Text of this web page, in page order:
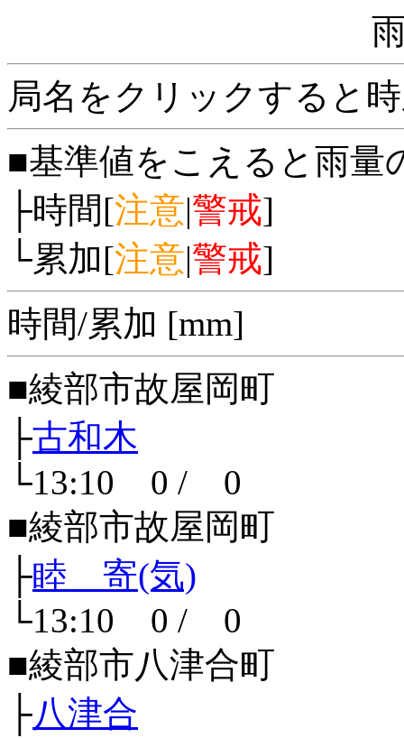
局名をクリックすると
■基準値をこえると雨量
├時間[注意|警戒]
└累加[注意|警戒]
時間/累加 [mm]
■綾部市故屋岡町
├古和木
└13:10 0 / 0
■綾部市故屋岡町
├睦 寄(気)
└13:10 0 / 0
■綾部市八津合町
├八津合